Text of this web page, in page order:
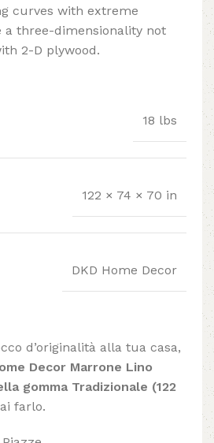
curves with extreme
a three-dimensionality not
2-D plywood.
18 lbs
122 × 74 × 70 in
DKD Home Decor
d’originalità alla tua casa,
Decor Marrone Lino
gomma Tradizionale (122
farlo.